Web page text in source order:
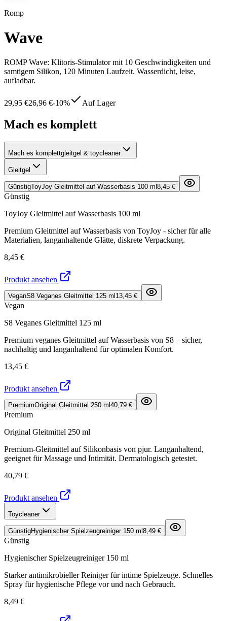
Romp
Wave
ROMP Wave: Klitoris-Stimulator mit 10 Geschwindigkeiten und
samtigem Silikon, 120 Minuten Laufzeit. Wasserdicht, leise,
aufladbar.
29,95 €26,96 €-10% Auf Lager
Mach es komplett
Mach es komplettgleitgel & toycleaner
Gleitgel
GünstigToyJoy Gleitmittel auf Wasserbasis 100 ml 8,45 €
Günstig
ToyJoy Gleitmittel auf Wasserbasis 100 ml
Premium Gleitmittel auf Wasserbasis von ToyJoy - sicher für alle
Materialien, langanhaltende Glätte, diskrete Verpackung.
8,45 €
Produkt ansehen
VeganS8 Veganes Gleitmittel 125 ml 13,45 €
Vegan
S8 Veganes Gleitmittel 125 ml
Premium veganes Gleitmittel auf Wasserbasis von S8 – sicher,
nachhaltig und langanhaltend für optimalen Komfort.
13,45 €
Produkt ansehen
PremiumOriginal Gleitmittel 250 ml 40,79 €
Premium
Original Gleitmittel 250 ml
Premium-Gleitmittel auf Silikonbasis von pjur. Langanhaltend,
geeignet für Massage und Intimität. Dermatologisch getestet.
40,79 €
Produkt ansehen
Toycleaner
GünstigHygienischer Spielzeugreiniger 150 ml 8,49 €
Günstig
Hygienischer Spielzeugreiniger 150 ml
Starker antimikrobieller Reiniger für intime Spielzeuge. Schnelles
Spray für hygienische Pflege vor und nach Gebrauch.
8,49 €